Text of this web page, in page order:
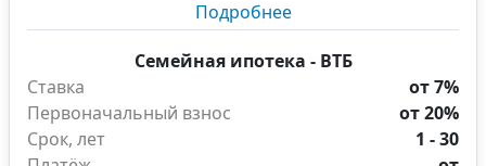
Подробнее
Семейная ипотека - ВТБ
Ставка
от 7%
Первоначальный взнос
от 20%
Срок, лет
1 - 30